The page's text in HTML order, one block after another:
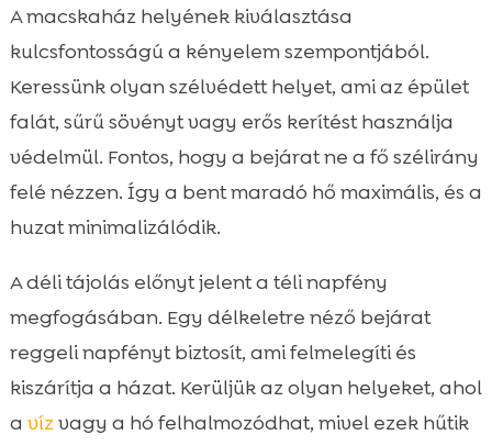
A macskaház helyének kiválasztása
kulcsfontosságú a kényelem szempontjából.
Keressünk olyan szélvédett helyet, ami az épület
falát, sűrű sövényt vagy erős kerítést használja
védelmül. Fontos, hogy a bejárat ne a fő szélirány
felé nézzen. Így a bent maradó hő maximális, és a
huzat minimalizálódik.
A déli tájolás előnyt jelent a téli napfény
megfogásában. Egy délkeletre néző bejárat
reggeli napfényt biztosít, ami felmelegíti és
kiszárítja a házat. Kerüljük az olyan helyeket, ahol
a vízvagy a hó felhalmozódhat, mivel ezek hűtik